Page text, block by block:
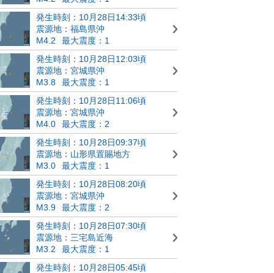
発生時刻：10月28日14:33頃
震源地：福島県沖
M4.2
最大震度：1
発生時刻：10月28日12:03頃
震源地：宮城県沖
M3.8
最大震度：1
発生時刻：10月28日11:06頃
震源地：宮城県沖
M4.0
最大震度：2
発生時刻：10月28日09:37頃
震源地：山形県置賜地方
M3.0
最大震度：1
発生時刻：10月28日08:20頃
震源地：宮城県沖
M3.9
最大震度：2
発生時刻：10月28日07:30頃
震源地：三宅島近海
M3.2
最大震度：1
発生時刻：10月28日05:45頃